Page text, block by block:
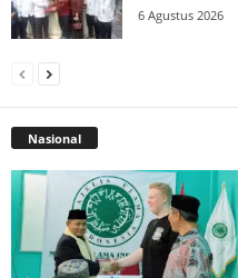
6 Agustus 2026
Nasional